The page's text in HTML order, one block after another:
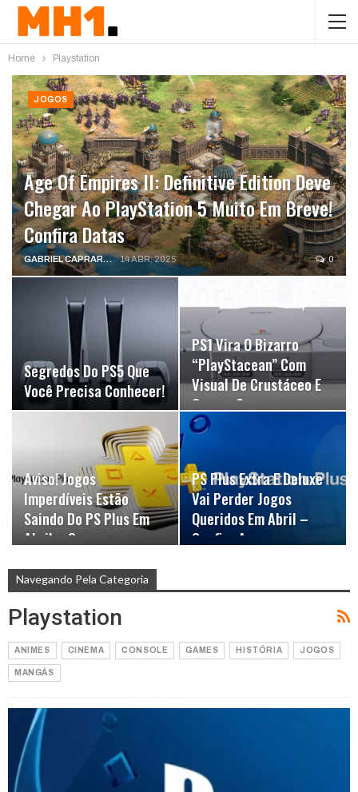
Home Playstation
JOGOS
Age Of Empires II: Definitive Edition Deve
Chegar Ao PlayStation 5 Muito Em Breve!
Confira Datas
GABRIEL CAPRARA 14 ABR, 2025 0
Segredos Do PS5 Que
Você Precisa Conhecer!
PS1 Vira O Bizarro
“PlayStacean” Com
Visual De Crustáceo E
Garras Como…
Aviso! Jogos
Imperdíveis Estão
Saindo Do PS Plus Em
Abril – Corra…
PS Plus Extra E Deluxe
Vai Perder Jogos
Queridos Em Abril –
Confira A…
Navegando Pela Categoria
Playstation
ANIMES CINEMA CONSOLE GAMES HISTÓRIA JOGOS
MANGÁS